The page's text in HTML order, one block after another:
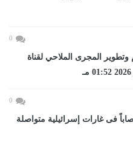
0
المجرى الملاحي لقناة
0
بينهم طفلان و27 مصاباً فى غارات إسرائيلية متواصلة